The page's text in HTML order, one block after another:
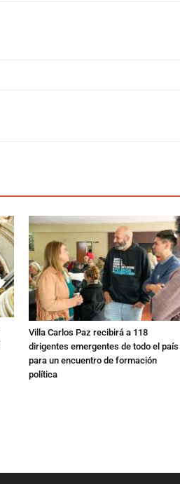
Villa Carlos Paz recibirá a 118
dirigentes emergentes de todo el país
para un encuentro de formación
política